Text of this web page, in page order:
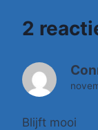
2
Blijft mooi